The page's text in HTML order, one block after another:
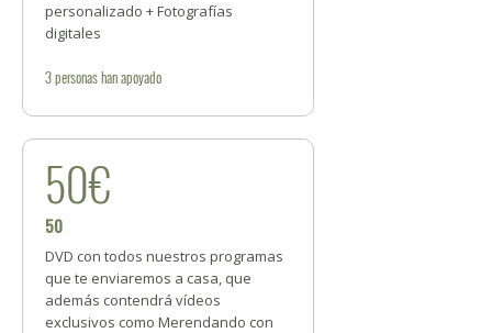
personalizado + Fotografías
digitales
3personashan apoyado
50€
50
DVD con todos nuestros programas
que te enviaremos a casa, que
además contendrá vídeos
exclusivos como Merendando con